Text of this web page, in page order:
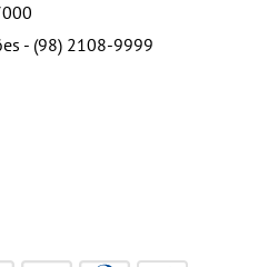
- (98) 2108-9999